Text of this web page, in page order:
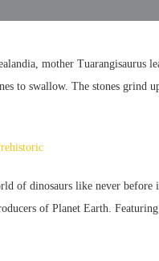
mother Tuarangisaurus
to swallow. The stones grind
of dinosaurs like never
of Planet Earth.